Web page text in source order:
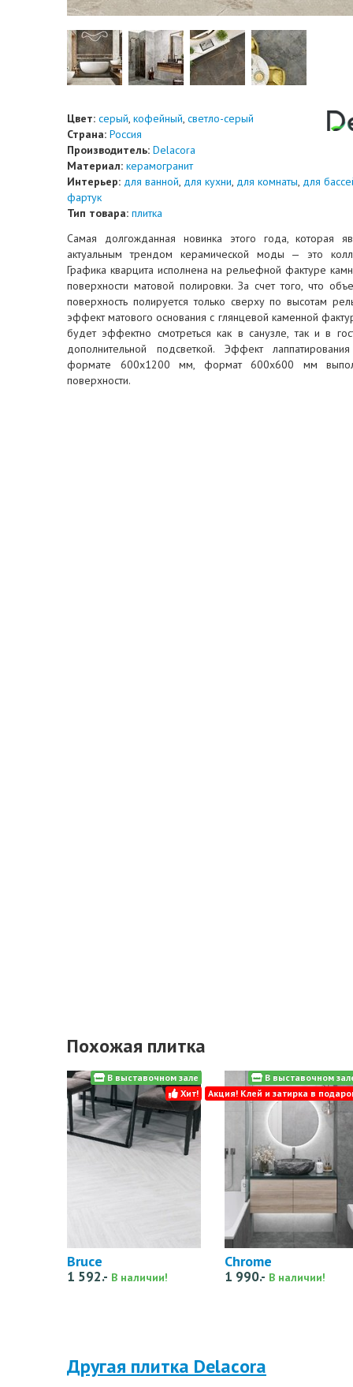
Цвет: серый, кофейный, светло-серый
Страна: Россия
Производитель: Delacora
Материал: керамогранит
Интерьер: для ванной, для кухни, для комнаты, для
фартук
Тип товара: плитка
Самая долгожданная новинка этого года, которая
актуальным трендом керамической моды — это
Графика кварцита исполнена на рельефной фактуре
поверхности матовой полировки. За счет того, что
поверхность полируется только сверху по высотам
эффект матового основания с глянцевой каменной
будет эффектно смотреться как в санузле, так и в
дополнительной подсветкой. Эффект
формате 600x1200 мм, формат 600x600 мм
поверхности.
Похожая плитка
Bruce
1 592.- В наличии!
В выставочном зале
Хит!
Chrome
1 990.- В наличии!
В выставочном
Акция! Клей и затирка в
Другая плитка Delacora